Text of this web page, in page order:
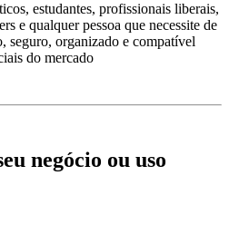
estudantes, profissionais liberais,
e qualquer pessoa que necessite de
seguro, organizado e compatível
do mercado
negócio ou uso